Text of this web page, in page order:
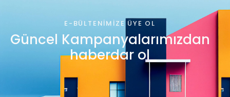
E-BÜLTENIMIZE ÜYE OL
Güncel Kampanyalarımızdan
haberdar ol